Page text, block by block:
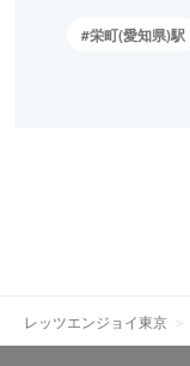
栄町(愛知県)駅
レッツエンジョイ東京